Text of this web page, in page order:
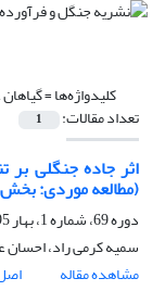
کلیدواژه‌ها =
تعداد مقالات: 1
اثر جاده‌ جنگلی بر
(مطالعه موردی: بخش
دوره 69، شماره 1، بهار 1395، صفحه
سمیه کرمی راد، احسان
مشاهده مقاله